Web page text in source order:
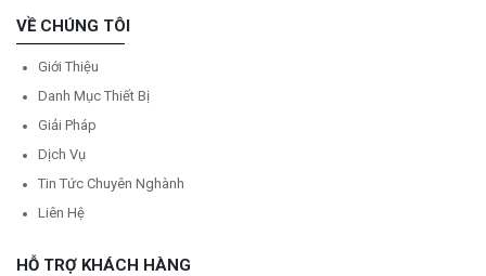
VỀ CHÚNG TÔI
Giới Thiệu
Danh Mục Thiết Bị
Giải Pháp
Dịch Vụ
Tin Tức Chuyên Nghành
Liên Hệ
HỖ TRỢ KHÁCH HÀNG